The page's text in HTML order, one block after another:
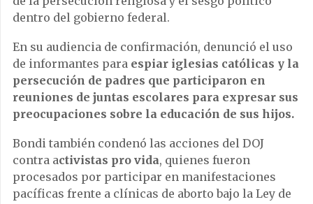
dentro del gobierno federal.
En su audiencia de confirmación, denunció el uso
de informantes para espiar iglesias católicas y la
persecución de padres que participaron en
reuniones de juntas escolares para expresar sus
preocupaciones sobre la educación de sus hijos.
Bondi también condenó las acciones del DOJ
contra activistas pro vida, quienes fueron
procesados por participar en manifestaciones
pacíficas frente a clínicas de aborto bajo la Ley de